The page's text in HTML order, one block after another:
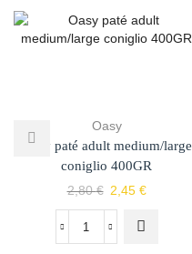
Oasy
Oasy paté adult medium/large
coniglio 400GR
2,80€ 2,45 €